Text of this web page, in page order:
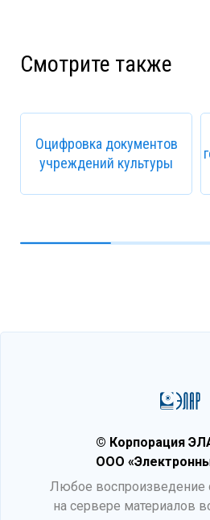
Смотрите также
Оцифровка документов
учреждений культуры
© Корпорация
ООО
Любое воспроизведение
на сервере материалов